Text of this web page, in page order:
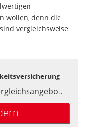
wollen, denn die
vergleichsweise